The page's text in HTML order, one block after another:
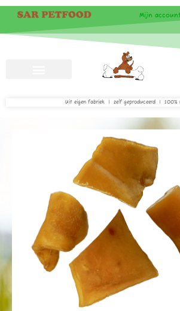
Mijn
Uit eigen fabriek | zelf geproduceerd | 100%